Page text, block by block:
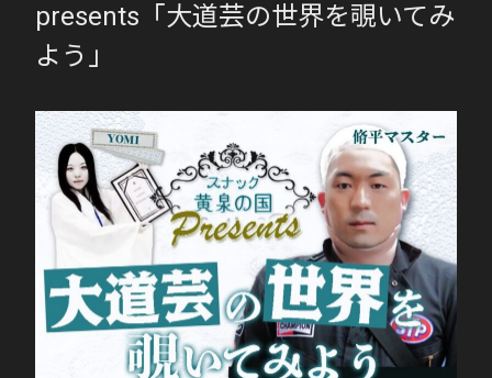
presents「大道芸の世界を覗いてみ
よう」